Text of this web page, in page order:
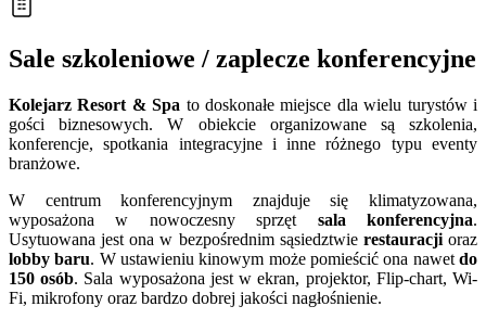
Sale szkoleniowe / zaplecze konferencyjne
Kolejarz Resort & Spa to doskonałe miejsce dla wielu turystów i
gości biznesowych. W obiekcie organizowane są szkolenia,
konferencje, spotkania integracyjne i inne różnego typu eventy
branżowe.
W centrum konferencyjnym znajduje się klimatyzowana,
wyposażona w nowoczesny sprzęt sala konferencyjna.
Usytuowana jest ona w bezpośrednim sąsiedztwie restauracjioraz
lobby baru. W ustawieniu kinowym może pomieścić ona nawetdo
150 osób. Sala wyposażona jest w ekran, projektor, Flip-chart, Wi-
Fi, mikrofony oraz bardzo dobrej jakości nagłośnienie.